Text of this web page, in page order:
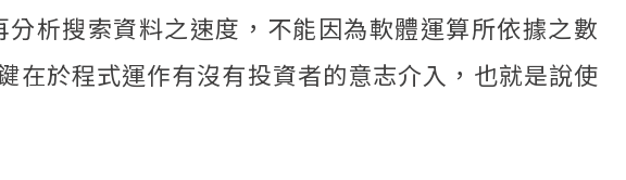
析搜索資料之速度，不能因為軟體運算所依據之數
在於程式運作有沒有投資者的意志介入，也就是說使